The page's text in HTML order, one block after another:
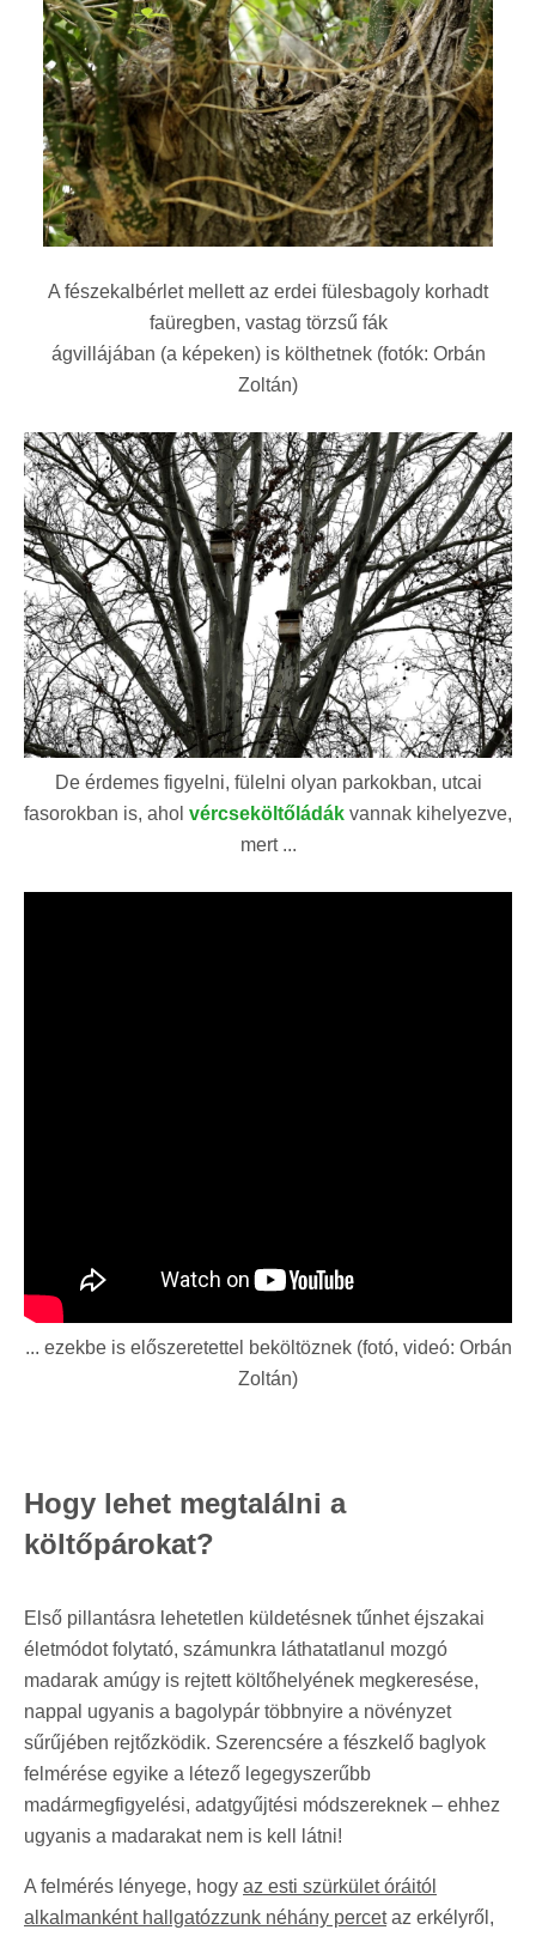
A fészekalbérlet mellett az erdei fülesbagoly korhadt
faüregben, vastag törzsű fák
ágvillájában (a képeken) is költhetnek (fotók: Orbán
Zoltán)
De érdemes figyelni, fülelni olyan parkokban, utcai
fasorokban is, ahol vércseköltőládák vannak kihelyezve,
mert ...
... ezekbe is előszeretettel beköltöznek (fotó, videó: Orbán
Zoltán)
Hogy lehet megtalálni a
költőpárokat?
Első pillantásra lehetetlen küldetésnek tűnhet éjszakai
életmódot folytató, számunkra láthatatlanul mozgó
madarak amúgy is rejtett költőhelyének megkeresése,
nappal ugyanis a bagolypár többnyire a növényzet
sűrűjében rejtőzködik. Szerencsére a fészkelő baglyok
felmérése egyike a létező legegyszerűbb
madármegfigyelési, adatgyűjtési módszereknek – ehhez
ugyanis a madarakat nem is kell látni!
A felmérés lényege, hogy az esti szürkület óráitól
alkalmanként hallgatózzunk néhány percetaz erkélyről,